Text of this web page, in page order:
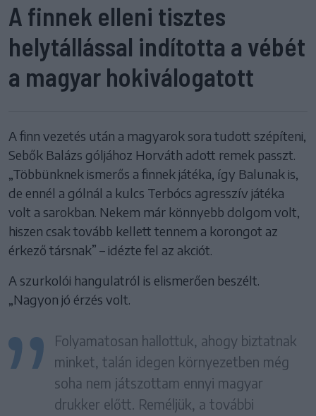
A finnek elleni tisztes
helytállással indította a vébét
a magyar hokiválogatott
A finn vezetés után a magyarok sora tudott szépíteni,
Sebők Balázs góljához Horváth adott remek passzt.
„Többünknek ismerős a finnek játéka, így Balunak is,
de ennél a gólnál a kulcs Terbócs agresszív játéka
volt a sarokban. Nekem már könnyebb dolgom volt,
hiszen csak tovább kellett tennem a korongot az
érkező társnak” – idézte fel az akciót.
A szurkolói hangulatról is elismerően beszélt.
„Nagyon jó érzés volt.
Folyamatosan hallottuk, ahogy biztatnak
minket, talán idegen környezetben még
soha nem játszottam ennyi magyar
drukker előtt. Reméljük, a további